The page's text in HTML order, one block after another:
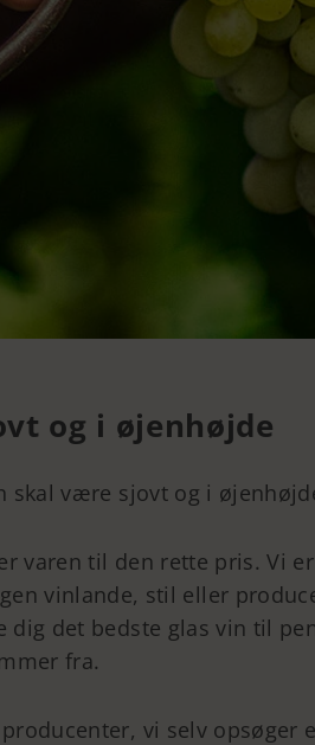
og i øjenhøjde
skal være sjovt og i
varen til den rette pris. Vi
vinlande, stil eller
det bedste glas vin til
fra.
vi selv opsøger